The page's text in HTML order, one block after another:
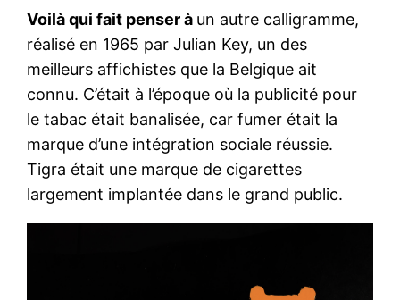
Voilà qui fait penser à un autre calligramme,
réalisé en 1965 par Julian Key, un des
meilleurs affichistes que la Belgique ait
connu. C’était à l’époque où la publicité pour
le tabac était banalisée, car fumer était la
marque d’une intégration sociale réussie.
Tigra était une marque de cigarettes
largement implantée dans le grand public.